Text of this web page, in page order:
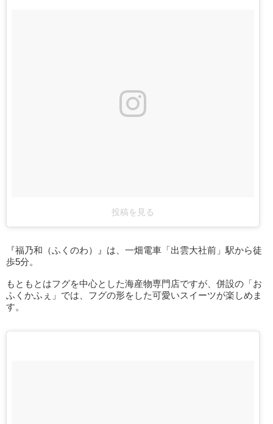
投稿を見る
『福乃和（ふくのわ）』は、一畑電車「出雲大社前」駅から徒
歩5分。
もともとはフグを中心とした海産物専門店ですが、併設の「お
ふくかふぇ」では、フグの形をした可愛いスイーツが楽しめま
す。